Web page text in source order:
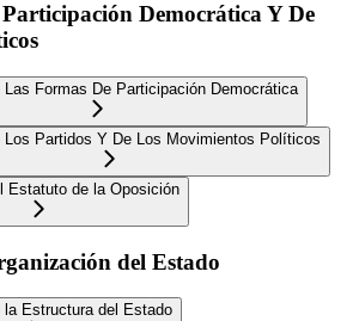
Democrática Y De
Formas De Participación Democrática
Los Partidos Y De Los Movimientos Políticos
Estatuto de la Oposición
del Estado
la Estructura del Estado